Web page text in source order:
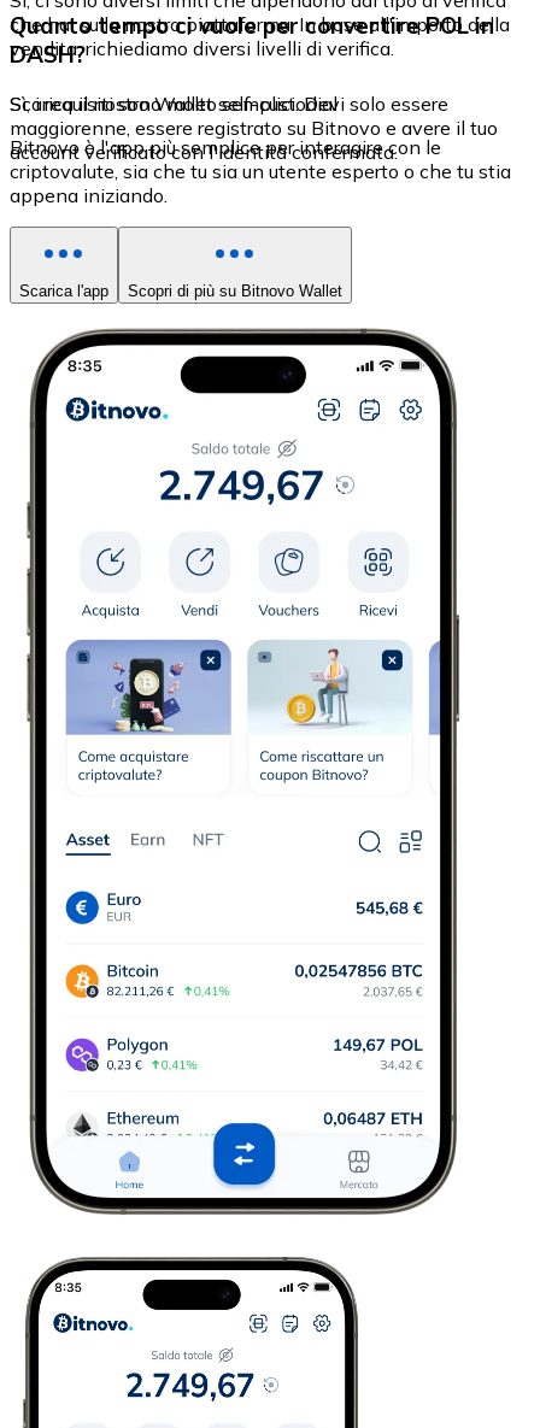
che hai sulla nostra piattaforma. In base all'importo della
vendita, richiediamo diversi livelli di verifica.
Quanto tempo ci vuole per convertire POL in
DASH?
Sì, i requisiti sono molto semplici. Devi solo essere
maggiorenne, essere registrato su Bitnovo e avere il tuo
account verificato con l'identità confermata.
Scarica il nostro Wallet self-custodial
Bitnovo è l'app più semplice per interagire con le
criptovalute, sia che tu sia un utente esperto o che tu stia
appena iniziando.
Scarica l'app Scopri di più su Bitnovo Wallet